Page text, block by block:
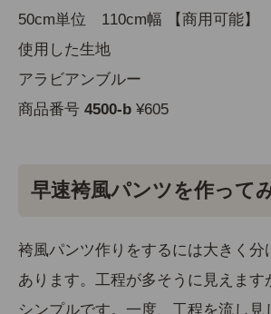
50cm単位 110cm幅 【商用可能】
使用した生地
アラビアンブルー
商品番号 4500-b ¥605
早速袴風パンツを作って
袴風パンツ作りをするには大きく分
あります。工程が多そうに見えます
シンプルです。一度、工程を流し見